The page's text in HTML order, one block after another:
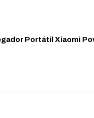
Portátil Xiaomi